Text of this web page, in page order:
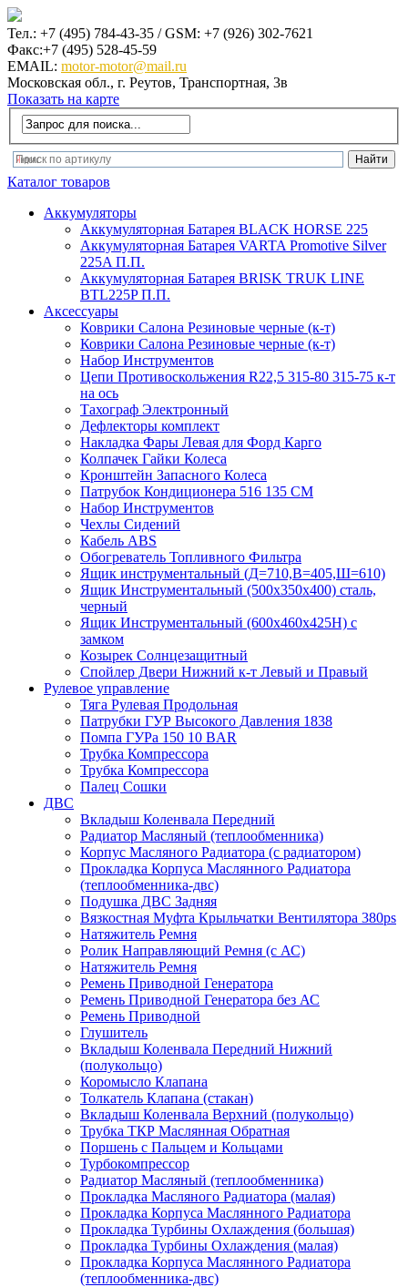
Тел.: +7 (495) 784-43-35 / GSM: +7 (926) 302-7621
Факс:+7 (495) 528-45-59
EMAIL: motor-motor@mail.ru
Московская обл., г. Реутов, Транспортная, 3в
Показать на карте
Каталог товаров
Аккумуляторы
Аккумуляторная Батарея BLACK HORSE 225
Аккумуляторная Батарея VARTA Promotive Silver
225A П.П.
Аккумуляторная Батарея BRISK TRUK LINE
BTL225P П.П.
Аксеcсуары
Коврики Салона Резиновые черные (к-т)
Коврики Салона Резиновые черные (к-т)
Набор Инструментов
Цепи Противоскольжения R22,5 315-80 315-75 к-т
на ось
Тахограф Электронный
Дефлекторы комплект
Накладка Фары Левая для Форд Карго
Колпачек Гайки Колеса
Кронштейн Запасного Колеса
Патрубок Кондиционера 516 135 CM
Набор Инструментов
Чехлы Сидений
Кабель ABS
Обогреватель Топливного Фильтра
Ящик инструментальный (Д=710,В=405,Ш=610)
Ящик Инструментальный (500х350х400) сталь,
черный
Ящик Инструментальный (600х460х425Н) с
замком
Козырек Солнцезащитный
Спойлер Двери Нижний к-т Левый и Правый
Рулевое управление
Тяга Рулевая Продольная
Патрубки ГУР Высокого Давления 1838
Помпа ГУРа 150 10 BAR
Трубка Компрессора
Трубка Компрессора
Палец Сошки
ДВС
Вкладыш Коленвала Передний
Радиатор Масляный (теплообменника)
Корпус Масляного Радиатора (с радиатором)
Прокладка Корпуса Маслянного Радиатора
(теплообменника-двс)
Подушка ДВС Задняя
Вязкостная Муфта Крыльчатки Вентилятора 380ps
Натяжитель Ремня
Ролик Направляющий Ремня (с АС)
Натяжитель Ремня
Ремень Приводной Генератора
Ремень Приводной Генератора без АС
Ремень Приводной
Глушитель
Вкладыш Коленвала Передний Нижний
(полукольцо)
Коромысло Клапана
Толкатель Клапана (стакан)
Вкладыш Коленвала Верхний (полукольцо)
Трубка ТКР Маслянная Обратная
Поршень с Пальцем и Кольцами
Турбокомпрессор
Радиатор Масляный (теплообменника)
Прокладка Масляного Радиатора (малая)
Прокладка Корпуса Маслянного Радиатора
Прокладка Турбины Охлаждения (большая)
Прокладка Турбины Охлаждения (малая)
Прокладка Корпуса Маслянного Радиатора
(теплообменника-двс)